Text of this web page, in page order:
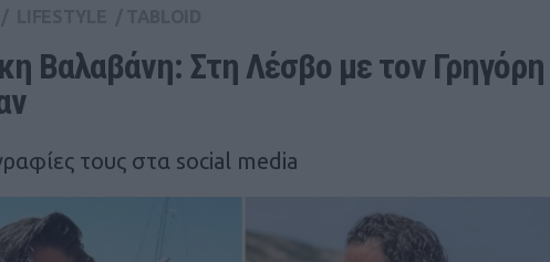
Βαλαβάνη: Στη Λέσβο με τον Γρηγόρη
τους στα social media